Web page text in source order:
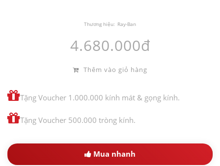
Thương hiệu: Ray-Ban
4.680.000đ
Thêm vào giỏ hàng
Tặng Voucher 1.000.000 kính mát & gọng kính.
Tặng Voucher 500.000 tròng kính.
Mua nhanh